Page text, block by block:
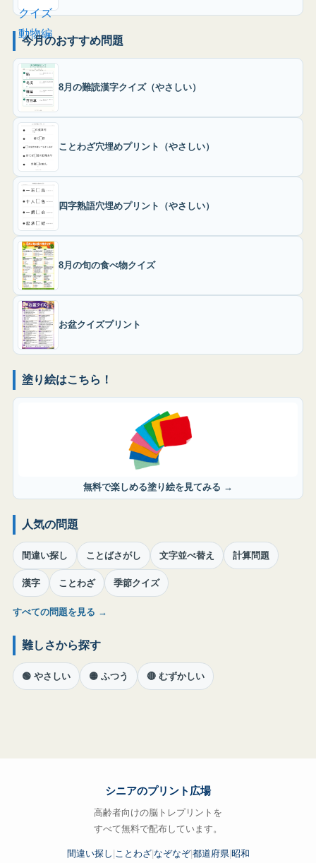
今月のおすすめ問題
8月の難読漢字クイズ（やさしい）
ことわざ穴埋めプリント（やさしい）
四字熟語穴埋めプリント（やさしい）
8月の旬の食べ物クイズ
お盆クイズプリント
塗り絵はこちら！
無料で楽しめる塗り絵を見てみる →
人気の問題
間違い探し ことばさがし 文字並べ替え 計算問題
漢字 ことわざ 季節クイズ
すべての問題を見る →
難しさから探す
🟢 やさしい 🟡 ふつう 🔴 むずかしい
シニアのプリント広場
高齢者向けの脳トレプリントを
すべて無料で配布しています。
間違い探し ことわざ| なぞなぞ|都道府県| 昭和